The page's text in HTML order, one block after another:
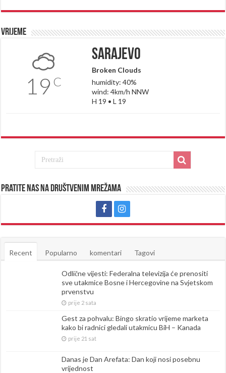
Vrijeme
19 C
Sarajevo
Broken Clouds
humidity: 40%
wind: 4km/h NNW
H 19 • L 19
Pratite nas na društvenim mrežama
Recent Popularno komentari Tagovi
Odlične vijesti: Federalna televizija će prenositi
sve utakmice Bosne i Hercegovine na Svjetskom
prvenstvu
prije 2 sata
Gest za pohvalu: Bingo skratio vrijeme marketa
kako bi radnici gledali utakmicu BiH – Kanada
prije 21 sat
Danas je Dan Arefata: Dan koji nosi posebnu
vrijednost